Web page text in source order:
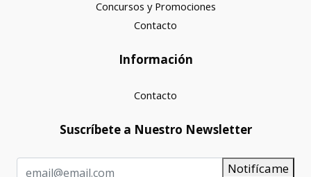
Concursos y Promociones
Contacto
Información
Contacto
Suscríbete a Nuestro Newsletter
Notifícame